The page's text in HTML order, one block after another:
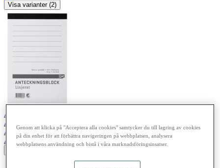
Visa varianter (2)
Anteckningsblock A6 Linjerat
Art. nr.:
Anteckningsblock häftade på stödskiva. Skrivpapper. Perforerade.
A6, linjerat, ohålat, 60 g, 100 blad.
Genom att klicka på "Acceptera alla cookies" samtycker du till lagring av cookies
på din enhet för att förbättra navigeringen på webbplatsen, analysera
webbplatsens användning och bistå i våra marknadsföringsinsatser.